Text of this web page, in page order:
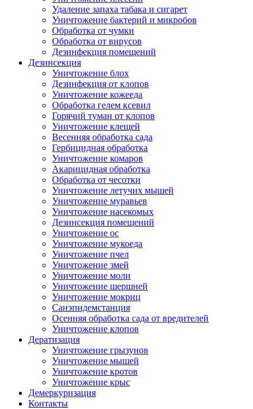
Удаление запаха табака и сигарет
Уничтожение бактерий и микробов
Обработка от чумки
Обработка от вирусов
Дезинфекция помещений
Дезинсекция
Уничтожение блох
Дезинфекция от клопов
Уничтожение кожееда
Обработка гелем ксевил
Горячий туман от клопов
Уничтожение клещей
Весенняя обработка сада
Гербицидная обработка
Уничтожение комаров
Акарицидная обработка
Обработка от чесотки
Уничтожение летучих мышей
Уничтожение муравьев
Уничтожение насекомых
Дезинсекция помещений
Уничтожение ос
Уничтожение мукоеда
Уничтожение пчел
Уничтожение змей
Уничтожение моли
Уничтожение шершней
Уничтожение мокриц
Санэпидемстанция
Осенняя обработка сада от вредителей
Уничтожение клопов
Дератизация
Уничтожение грызунов
Уничтожение мышей
Уничтожение кротов
Уничтожение крыс
Демеркуризация
Контакты